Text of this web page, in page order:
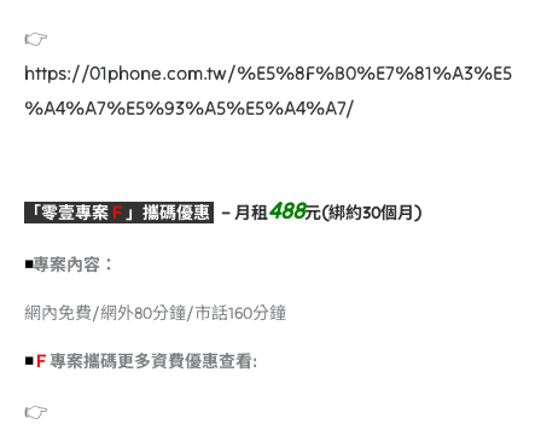
👉
https://01phone.com.tw/%E5%8F%B0%E7%81%A3%E5
%A4%A7%E5%93%A5%E5%A4%A7/
「零壹專案Ｆ」攜碼優惠 –月租488元(綁約30個月)
◾️專案內容：
網內免費/網外80分鐘/市話160分鐘
◾️Ｆ專案攜碼更多資費優惠查看:
👉